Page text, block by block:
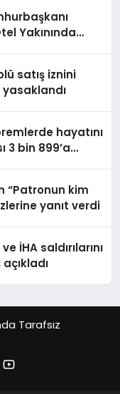
Yakınında
satış iznini
yasaklandı
hayatını
3 bin 899’a
“Patronun kim
yanıt verdi
İHA saldırılarını
açıkladı
Tarafsız